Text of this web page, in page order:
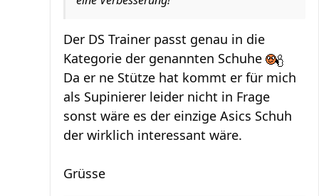
Der DS Trainer passt genau in die
Kategorie der genannten Schuhe
Da er ne Stütze hat kommt er für mich
als Supinierer leider nicht in Frage
sonst wäre es der einzige Asics Schuh
der wirklich interessant wäre.
Grüsse